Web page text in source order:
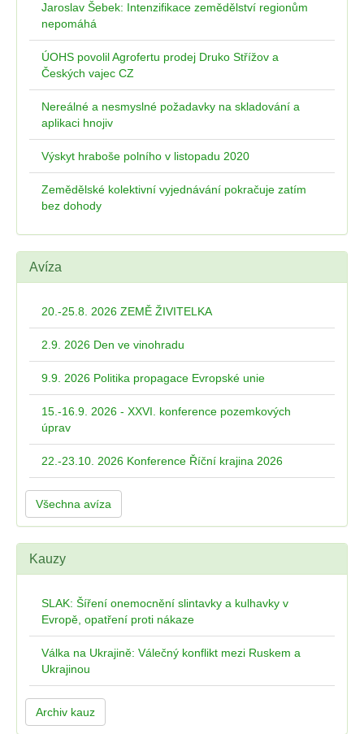
Jaroslav Šebek: Intenzifikace zemědělství regionům
nepomáhá
ÚOHS povolil Agrofertu prodej Druko Střížov a
Českých vajec CZ
Nereálné a nesmyslné požadavky na skladování a
aplikaci hnojiv
Výskyt hraboše polního v listopadu 2020
Zemědělské kolektivní vyjednávání pokračuje zatím
bez dohody
Avíza
20.-25.8. 2026 ZEMĚ ŽIVITELKA
2.9. 2026 Den ve vinohradu
9.9. 2026 Politika propagace Evropské unie
15.-16.9. 2026 - XXVI. konference pozemkových
úprav
22.-23.10. 2026 Konference Říční krajina 2026
Všechna avíza
Kauzy
SLAK: Šíření onemocnění slintavky a kulhavky v
Evropě, opatření proti nákaze
Válka na Ukrajině: Válečný konflikt mezi Ruskem a
Ukrajinou
Archiv kauz